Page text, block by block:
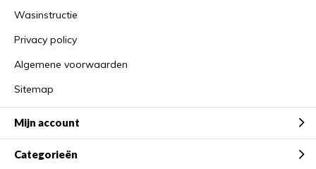
Wasinstructie
Privacy policy
Algemene voorwaarden
Sitemap
Mijn account
Categorieën